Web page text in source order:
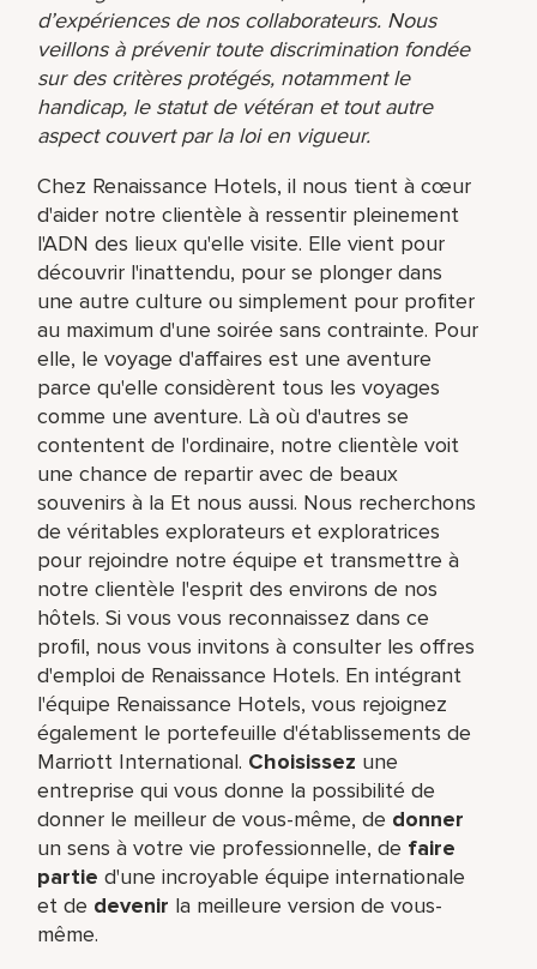
d’expériences de nos collaborateurs. Nous
veillons à prévenir toute discrimination fondée
sur des critères protégés, notamment le
handicap, le statut de vétéran et tout autre
aspect couvert par la loi en vigueur.
Chez Renaissance Hotels, il nous tient à cœur
d'aider notre clientèle à ressentir pleinement
l'ADN des lieux qu'elle visite. Elle vient pour
découvrir l'inattendu, pour se plonger dans
une autre culture ou simplement pour profiter
au maximum d'une soirée sans contrainte. Pour
elle, le voyage d'affaires est une aventure
parce qu'elle considèrent tous les voyages
comme une aventure. Là où d'autres se
contentent de l'ordinaire, notre clientèle voit
une chance de repartir avec de beaux
souvenirs à la Et nous aussi. Nous recherchons
de véritables explorateurs et exploratrices
pour rejoindre notre équipe et transmettre à
notre clientèle l'esprit des environs de nos
hôtels. Si vous vous reconnaissez dans ce
profil, nous vous invitons à consulter les offres
d'emploi de Renaissance Hotels. En intégrant
l'équipe Renaissance Hotels, vous rejoignez
également le portefeuille d'établissements de
Marriott International. Choisissez une
entreprise qui vous donne la possibilité de
donner le meilleur de vous-même,​ de donner
un sens à votre vie professionnelle, de faire
partie d'une incroyable équipe​ internationale
et de devenir la meilleure version de vous-
même.